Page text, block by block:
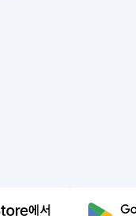
종로구 율곡로 6(중학동, 트
종로구 수송동 율곡로 24, 7층
관한 의무와 책임은 거래당사
Inc. All Rights Reserved.